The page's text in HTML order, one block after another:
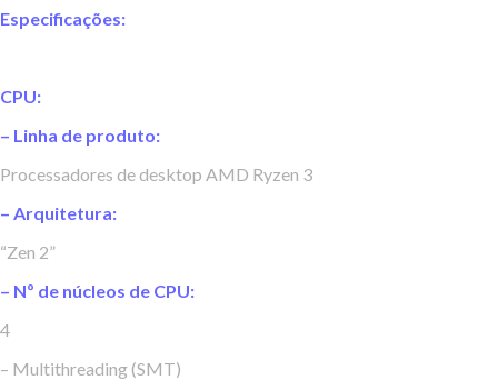
Especificações:
CPU:
– Linha de produto:
Processadores de desktop AMD Ryzen 3
– Arquitetura:
“Zen 2”
– Nº de núcleos de CPU:
4
– Multithreading (SMT)